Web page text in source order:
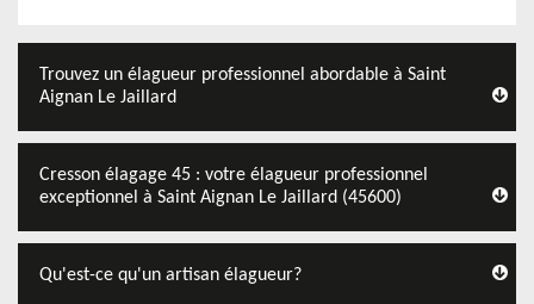
Trouvez un élagueur professionnel abordable à Saint
Aignan Le Jaillard
Cresson élagage 45 : votre élagueur professionnel
exceptionnel à Saint Aignan Le Jaillard (45600)
Qu'est-ce qu'un artisan élagueur?